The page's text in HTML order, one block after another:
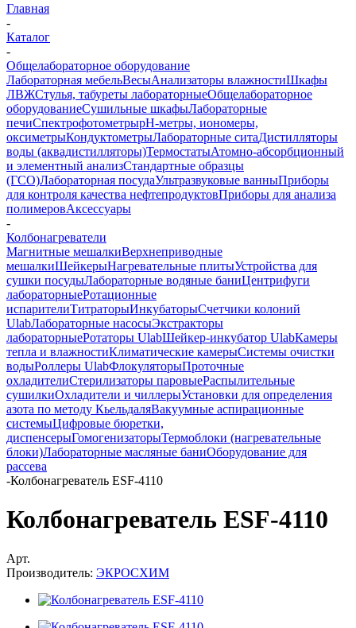
Главная
-
Каталог
-
Общелабораторное оборудование
Лабораторная мебельВесыАнализаторы влажностиШкафы
ЛВЖСтулья, табуреты лабораторныеОбщелабораторное
оборудованиеСушильные шкафыЛабораторные
печиСпектрофотометрыpH-метры, иономеры,
оксиметрыКондуктометрыЛабораторные ситаДистилляторы
воды (аквадистилляторы)ТермостатыАтомно-абсорбционный
и элементный анализСтандартные образцы
(ГСО)Лабораторная посудаУльтразвуковые ванныПриборы
для контроля качества нефтепродуктовПриборы для анализа
полимеровАксессуары
-
Колбонагреватели
Магнитные мешалкиВерхнеприводные
мешалкиШейкерыНагревательные плитыУстройства для
сушки посудыЛабораторные водяные баниЦентрифуги
лабораторныеРотационные
испарителиТитраторыИнкубаторыСчетчики колоний
UlabЛабораторные насосыЭкстракторы
лабораторныеРотаторы UlabШейкер-инкубатор UlabКамеры
тепла и влажностиКлиматические камерыСистемы очистки
водыРоллеры UlabФлокуляторыПроточные
охладителиСтерилизаторы паровыеРаспылительные
сушилкиОхладители и чиллерыУстановки для определения
азота по методу КьельдаляВакуумные аспирационные
системыЦифровые бюретки,
диспенсерыГомогенизаторыТермоблоки (нагревательные
блоки)Лабораторные масляные баниОборудование для
рассева
-Колбонагреватель ESF-4110
Колбонагреватель ESF-4110
Арт.
Производитель: ЭКРОСХИМ